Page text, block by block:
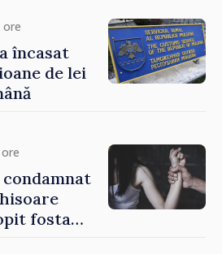
ore
încasat
de lei
fosta